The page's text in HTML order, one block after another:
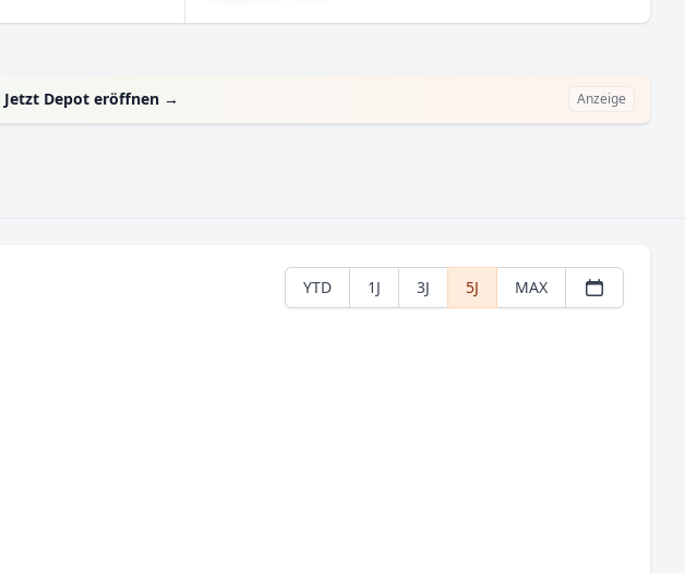
Jetzt Depot eröffnen → Anzeige
YTD 1J 3J 5J MAX